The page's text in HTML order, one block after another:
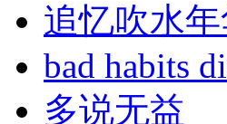
追忆吹水
bad habits
多说无益